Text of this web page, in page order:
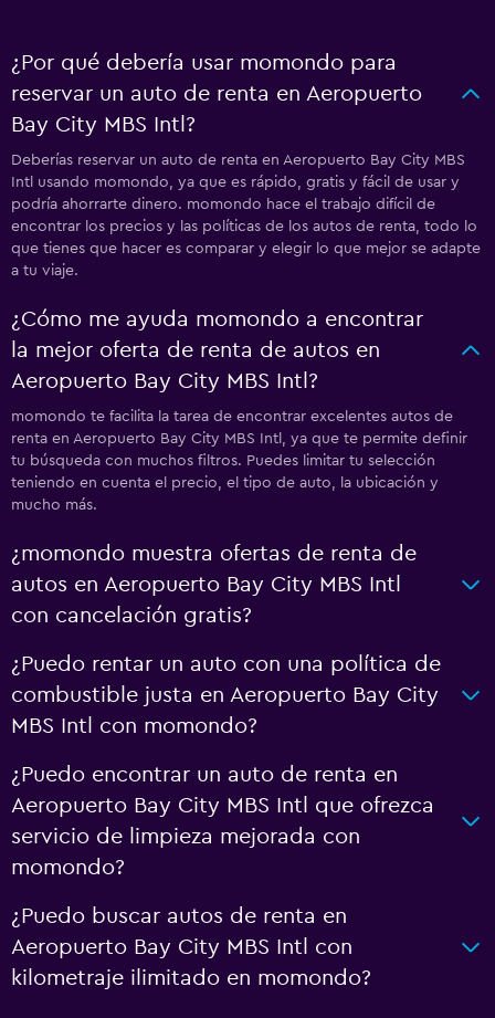
¿Por qué debería usar momondo para
reservar un auto de renta en Aeropuerto
Bay City MBS Intl?
Deberías reservar un auto de renta en Aeropuerto Bay City MBS
Intl usando momondo, ya que es rápido, gratis y fácil de usar y
podría ahorrarte dinero. momondo hace el trabajo difícil de
encontrar los precios y las políticas de los autos de renta, todo lo
que tienes que hacer es comparar y elegir lo que mejor se adapte
a tu viaje.
¿Cómo me ayuda momondo a encontrar
la mejor oferta de renta de autos en
Aeropuerto Bay City MBS Intl?
momondo te facilita la tarea de encontrar excelentes autos de
renta en Aeropuerto Bay City MBS Intl, ya que te permite definir
tu búsqueda con muchos filtros. Puedes limitar tu selección
teniendo en cuenta el precio, el tipo de auto, la ubicación y
mucho más.
¿momondo muestra ofertas de renta de
autos en Aeropuerto Bay City MBS Intl
con cancelación gratis?
¿Puedo rentar un auto con una política de
combustible justa en Aeropuerto Bay City
MBS Intl con momondo?
¿Puedo encontrar un auto de renta en
Aeropuerto Bay City MBS Intl que ofrezca
servicio de limpieza mejorada con
momondo?
¿Puedo buscar autos de renta en
Aeropuerto Bay City MBS Intl con
kilometraje ilimitado en momondo?